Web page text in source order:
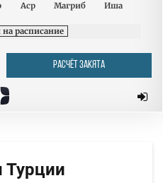
Аср Магриб Иша
расписание
РАСЧЁТ ЗАКЯТА
Турции